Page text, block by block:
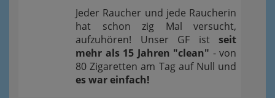
Jeder Raucher und jede Raucherin
hat schon zig Mal versucht,
aufzuhören! Unser GF ist seit
mehr als 15 Jahren "clean" - von
80 Zigaretten am Tag auf Null und
es war einfach!